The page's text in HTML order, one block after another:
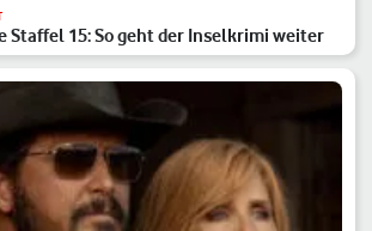
Staffel 15: So geht der Inselkrimi weiter